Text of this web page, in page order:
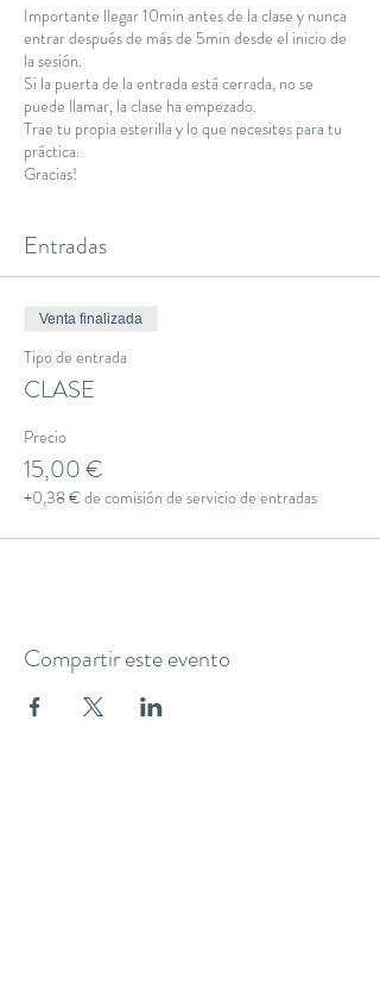
Importante llegar 10min antes de la clase y nunca
entrar después de más de 5min desde el inicio de
la sesión.
Si la puerta de la entrada está cerrada, no se
puede llamar, la clase ha empezado.
Trae tu propia esterilla y lo que necesites para tu
práctica.
Gracias!
Entradas
Venta finalizada
Tipo de entrada
CLASE
Precio
15,00 €
+0,38 € de comisión de servicio de entradas
Compartir este evento